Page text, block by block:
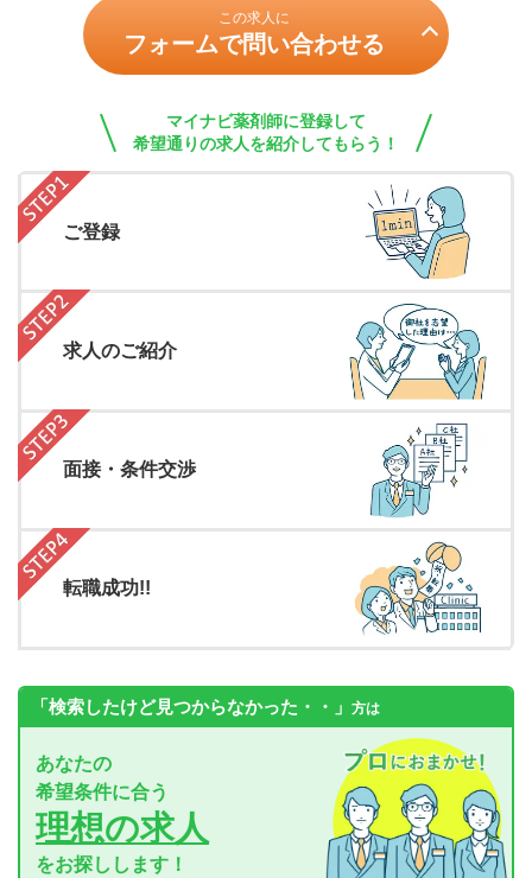
この求人に
フォームで問い合わせる
マイナビ薬剤師に登録して
希望通りの求人を紹介してもらう！
ご登録
求人のご紹介
面接・条件交渉
転職成功!!
「検索したけど見つからなかった・・」 方は
あなたの
希望条件に合う
理想の求人
をお探しします！